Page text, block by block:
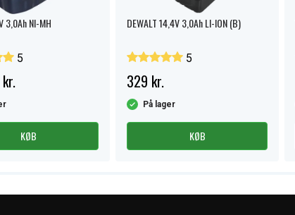
3,0Ah NI-MH
5
KØB
DEWALT 14,4V 3,0Ah LI-ION (B)
5
329 kr.
På lager
KØB